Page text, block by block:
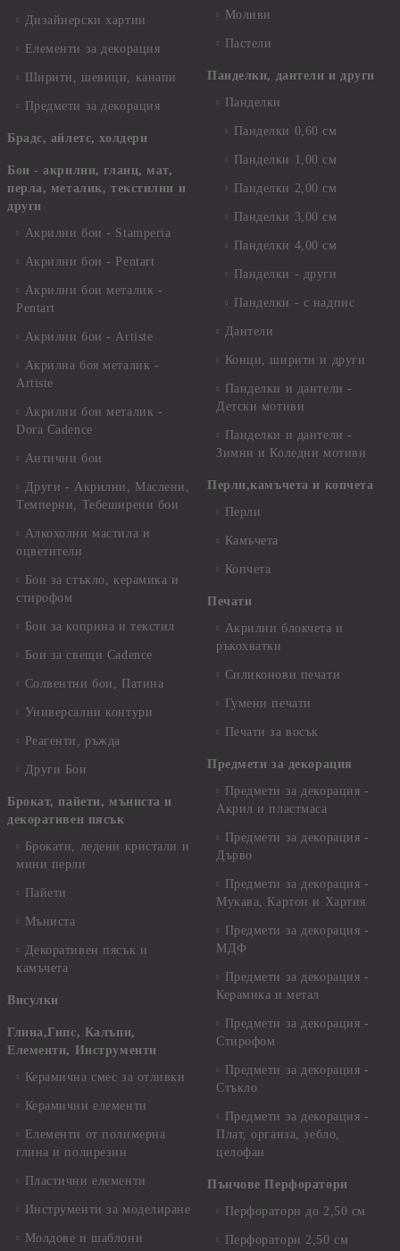
Дизайнерски хартии
Елементи за декорация
Ширити, шевици, канапи
Предмети за декорация
Брадс, айлетс, холдери
Бои - акрилни, гланц, мат,
перла, металик, текстилни и
други
Акрилни бои - Stamperia
Акрилни бои - Pentart
Акрилни бои металик -
Pentart
Акрилни бои - Artiste
Акрилна боя металик -
Artiste
Акрилни бои металик -
Dora Cadence
Антични бои
Други - Акрилни, Маслени,
Темперни, Тебеширени бои
Алкохолни мастила и
оцветители
Бои за стъкло, керамика и
стирофом
Бои за коприна и текстил
Бои за свещи Cadence
Солвентни бои, Патина
Универсални контури
Реагенти, ръжда
Други Бои
Брокат, пайети, мъниста и
декоративен пясък
Брокати, ледени кристали и
мини перли
Пайети
Мъниста
Декоративен пясък и
камъчета
Висулки
Глина,Гипс, Калъпи,
Елементи, Инструменти
Керамична смес за отливки
Керамични елементи
Елементи от полимерна
глина и полирезин
Пластични елементи
Инструменти за моделиране
Молдове и шаблони
Моливи
Пастели
Панделки, дантели и други
Панделки
Панделки 0,60 см
Панделки 1,00 см
Панделки 2,00 см
Панделки 3,00 см
Панделки 4,00 см
Панделки - други
Панделки - с надпис
Дантели
Конци, ширити и други
Панделки и дантели -
Детски мотиви
Панделки и дантели -
Зимни и Коледни мотиви
Перли,камъчета и копчета
Перли
Камъчета
Копчета
Печати
Акрилни блокчета и
ръкохватки
Силиконови печати
Гумени печати
Печати за восък
Предмети за декорация
Предмети за декорация -
Акрил и пластмаса
Предмети за декорация -
Дърво
Предмети за декорация -
Мукава, Картон и Хартия
Предмети за декорация -
МДФ
Предмети за декорация -
Керамика и метал
Предмети за декорация -
Стирофом
Предмети за декорация -
Стъкло
Предмети за декорация -
Плат, органза, зебло,
целофан
Пънчове Перфоратори
Перфоратори до 2,50 см
Перфоратори 2,50 см